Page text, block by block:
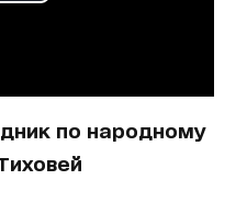
по народному